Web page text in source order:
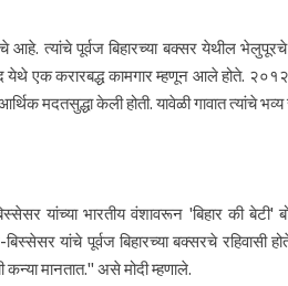
त्यांचे पूर्वज बिहारच्या बक्सर येथील भेलुपूरचे
येथे एक करारबद्ध कामगार म्हणून आले होते.
मदतसुद्धा केली होती. यावेळी गावात त्यांचे
यांच्या भारतीय वंशावरून 'बिहार की
यांचे पूर्वज बिहारच्या बक्सरचे रहिवासी
कन्या मानतात." असे मोदी म्हणाले.